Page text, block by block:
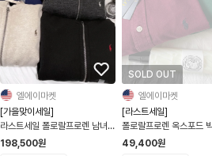
엘에이마켓
[가을맞이세일]
라스트세일 폴로랄프로렌 남녀공
용 기모 후드집업 폴로후드집업
198,500원
SOLD OUT
엘에이마켓
[라스트세일]
폴로랄프로렌 옥스포드
여성사이즈 긴팔 셔츠
49,400원